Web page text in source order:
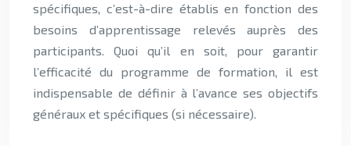
spécifiques, c’est-à-dire établis en fonction des
besoins d’apprentissage relevés auprès des
participants. Quoi qu’il en soit, pour garantir
l’efficacité du programme de formation, il est
indispensable de définir à l’avance ses objectifs
généraux et spécifiques (si nécessaire).